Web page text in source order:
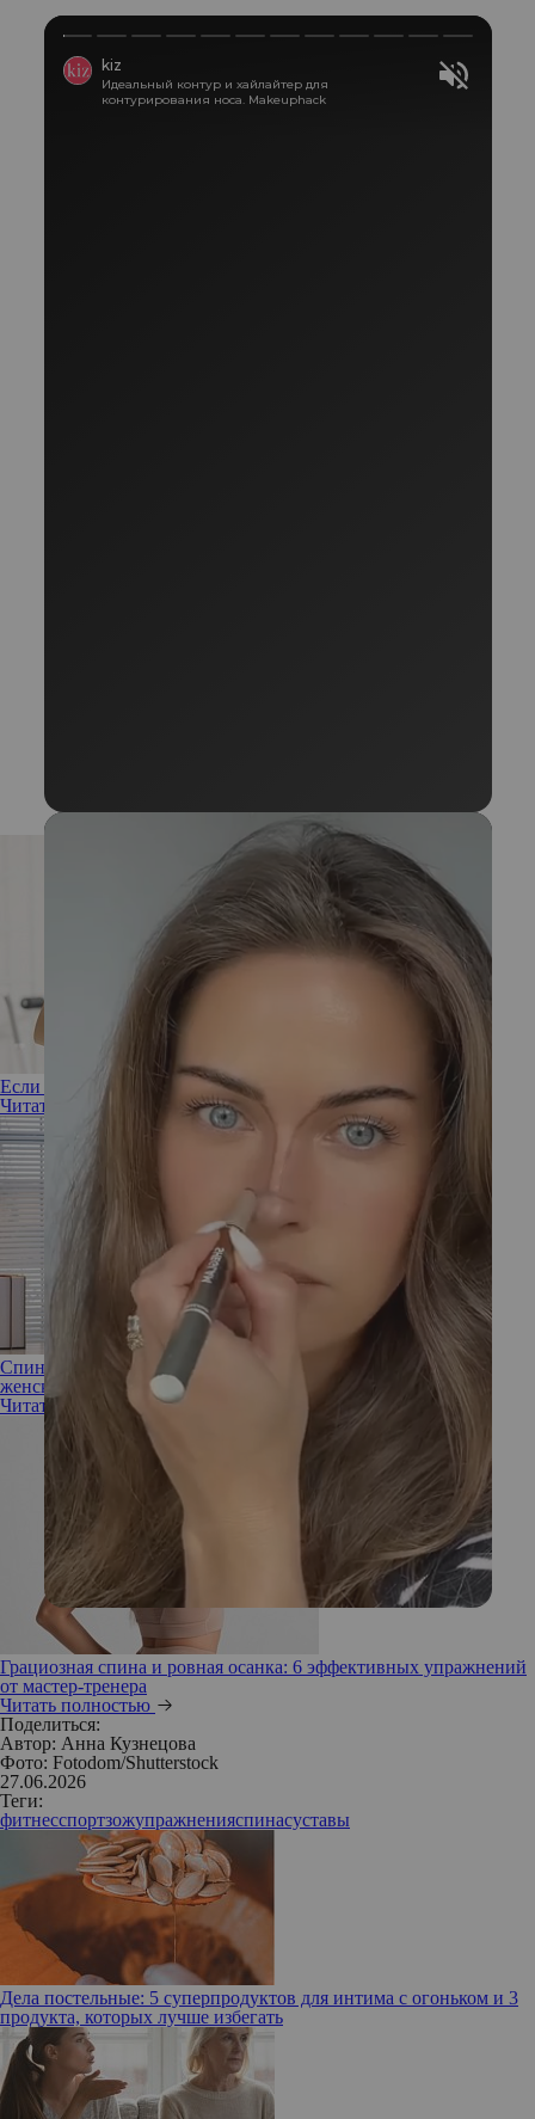
Если вес стоит: 3 ошибки, которые мешают похудеть
Читать полностью
Спина без боли: что разрушает и что сохраняет здоровье
женской спины
Читать полностью
Грациозная спина и ровная осанка: 6 эффективных упражнений
от мастер-тренера
Читать полностью
Поделиться:
Автор: Анна Кузнецова
Фото: Fotodom/Shutterstock
27.06.2026
Теги:
фитнесспортзожупражненияспинасуставы
Дела постельные: 5 суперпродуктов для интима с огоньком и 3
продукта, которых лучше избегать